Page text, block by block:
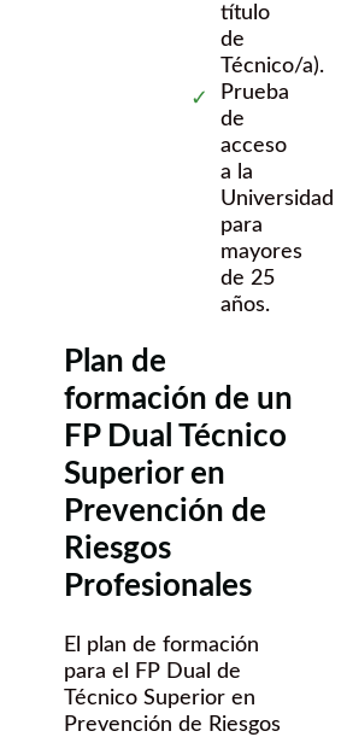
título
de
Técnico/a).
Prueba
de
acceso
a la
Universidad
para
mayores
de 25
años.
Plan de
formación de un
FP Dual Técnico
Superior en
Prevención de
Riesgos
Profesionales
El plan de formación
para el FP Dual de
Técnico Superior en
Prevención de Riesgos